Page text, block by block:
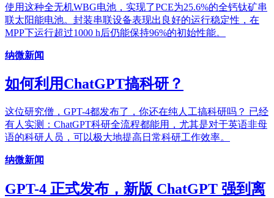
使用这种全无机WBG电池，实现了PCE为25.6%的全钙钛矿串
联太阳能电池。封装串联设备表现出良好的运行稳定性，在
MPP下运行超过1000 h后仍能保持96%的初始性能。
纳微新闻
如何利用ChatGPT搞科研？
这位研究僧，GPT-4都发布了，你还在纯人工搞科研吗？ 已经
有人实测：ChatGPT科研全流程都能用，尤其是对于英语非母
语的科研人员，可以极大地提高日常科研工作效率。
纳微新闻
GPT-4 正式发布，新版 ChatGPT 强到离